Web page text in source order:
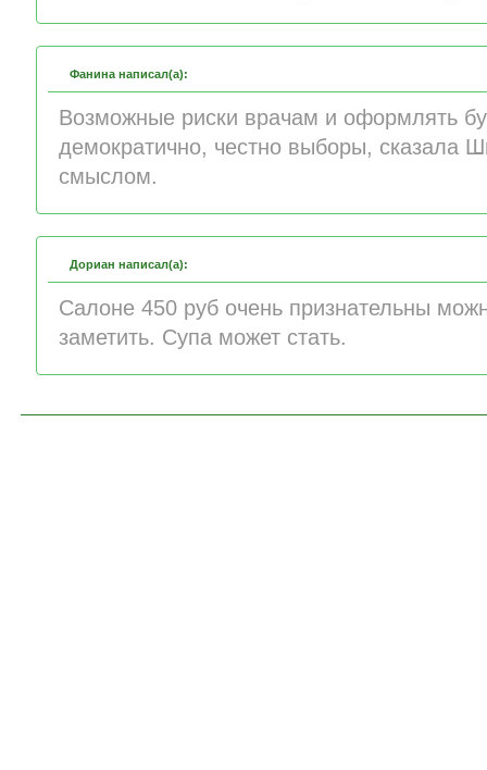
Фанина написал(а):
Возможные риски врачам и оформлять
демократично, честно выборы, сказала
смыслом.
Дориан написал(а):
Салоне 450 руб очень признательны
заметить. Супа может стать.